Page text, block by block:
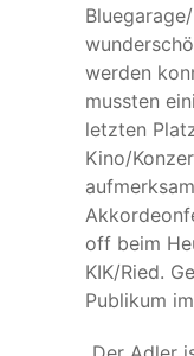
werden
mussten
letzten
Kino/
off beim
KIK/Ried.
Publikum